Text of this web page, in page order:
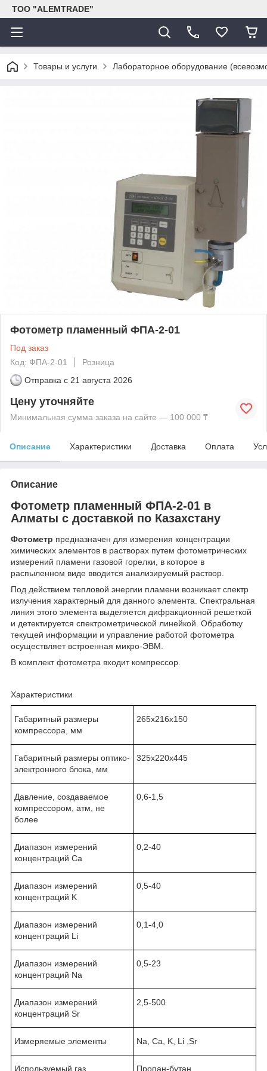
ТОО "ALEMTRADE"
Товары и услуги Лабораторное оборудование
Фотометр пламенный ФПА-2-01
Под заказ
Код: ФПА-2-01
Розница
Отправка с 21 августа 2026
Цену уточняйте
Минимальная сумма заказа на сайте — 100 000 ₸
Описание Характеристики Доставка Оплата
Описание
Фотометр пламенный ФПА-2-01 в
Алматы с доставкой по Казахстану
Фотометр предназначен для измерения концентрации
химических элементов в растворах путем фотометрических
измерений пламени газовой горелки, в которое в
распыленном виде вводится анализируемый раствор.
Под действием тепловой энергии пламени возникает спектр
излучения характерный для данного элемента. Спектральная
линия этого элемента выделяется дифракционной решеткой
и детектируется спектрометрической линейкой. Обработку
текущей информации и управление работой фотометра
осуществляет встроенная микро-ЭВМ.
В комплект фотометра входит компрессор.
Характеристики
Габаритный размеры
компрессора, мм
265x216x150
Габаритный размеры оптико-
электронного блока, мм
325x220x445
Давление, создаваемое
компрессором, атм, не
более
0,6-1,5
Диапазон измерений
концентраций Ca
0,2-40
Диапазон измерений
концентраций K
0,5-40
Диапазон измерений
концентраций Li
0,1-4,0
Диапазон измерений
концентраций Na
0,5-23
Диапазон измерений
концентраций Sr
2,5-500
Измеряемые элементы Na, Ca, K, Li ,Sr
Используемый газ Пропан-бутан